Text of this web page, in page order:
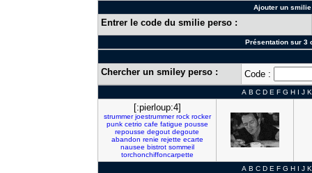
Ajouter un
Entrer le code du smilie perso :
Présentation sur 3
Chercher un smiley perso : Code :
A B C D E F G H I J K
[:pierloup:4]
strummer joestrummer rock rocker
punk cetrio cafe fatigue pousse
repousse degout degoute
abandon renie rejette ecarte
nausee bistrot sommeil
torchonchiffoncarpette
A B C D E F G H I J K